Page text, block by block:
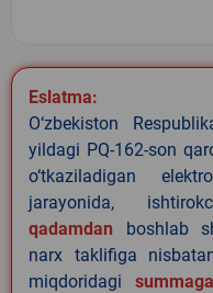
Eslatma:
O‘zbekiston
yildagi PQ-162-son
o‘tkaziladigan
jarayonida,
qadamdan boshlab
narx taklifiga
miqdoridagi